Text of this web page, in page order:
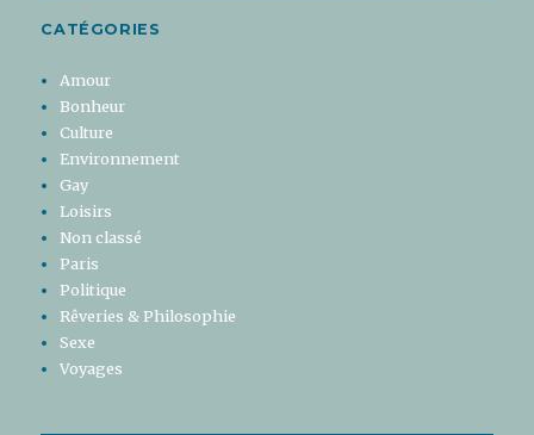
CATÉGORIES
Amour
Bonheur
Culture
Environnement
Gay
Loisirs
Non classé
Paris
Politique
Rêveries & Philosophie
Sexe
Voyages